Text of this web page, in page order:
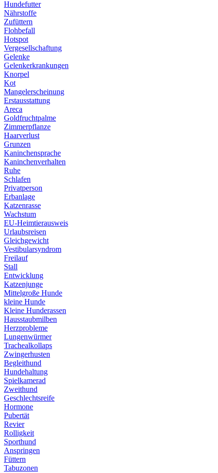
Hundefutter
Nährstoffe
Zufüttern
Flohbefall
Hotspot
Vergesellschaftung
Gelenke
Gelenkerkrankungen
Knorpel
Kot
Mangelerscheinung
Erstausstattung
Areca
Goldfruchtpalme
Zimmerpflanze
Haarverlust
Grunzen
Kaninchensprache
Kaninchenverhalten
Ruhe
Schlafen
Privatperson
Erbanlage
Katzenrasse
Wachstum
EU-Heimtierausweis
Urlaubsreisen
Gleichgewicht
Vestibularsyndrom
Freilauf
Stall
Entwicklung
Katzenjunge
Mittelgroße Hunde
kleine Hunde
Kleine Hunderassen
Hausstaubmilben
Herzprobleme
Lungenwürmer
Trachealkollaps
Zwingerhusten
Begleithund
Hundehaltung
Spielkamerad
Zweithund
Geschlechtsreife
Hormone
Pubertät
Revier
Rolligkeit
Sporthund
Anspringen
Füttern
Tabuzonen